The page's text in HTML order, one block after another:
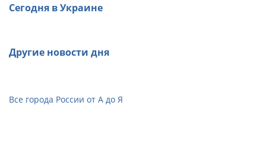
Сегодня в Украине
Другие новости дня
Все города России от А до Я